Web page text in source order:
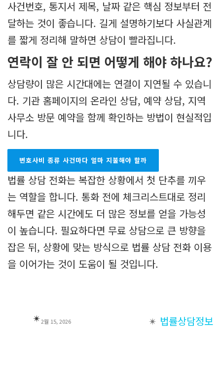
사건번호, 통지서 제목, 날짜 같은 핵심 정보부터 전
달하는 것이 좋습니다. 길게 설명하기보다 사실관계
를 짧게 정리해 말하면 상담이 빨라집니다.
연락이 잘 안 되면 어떻게 해야 하나요?
상담량이 많은 시간대에는 연결이 지연될 수 있습니
다. 기관 홈페이지의 온라인 상담, 예약 상담, 지역
사무소 방문 예약을 함께 확인하는 방법이 현실적입
니다.
변호사비 종류 사건마다 얼마 지불해야 할까
법률 상담 전화는 복잡한 상황에서 첫 단추를 끼우
는 역할을 합니다. 통화 전에 체크리스트대로 정리
해두면 같은 시간에도 더 많은 정보를 얻을 가능성
이 높습니다. 필요하다면 무료 상담으로 큰 방향을
잡은 뒤, 상황에 맞는 방식으로 법률 상담 전화 이용
을 이어가는 것이 도움이 될 것입니다.
✴︎2월 15, 2026 ✴︎ 법률상담정보